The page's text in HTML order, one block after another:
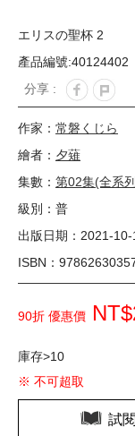
エリスの聖杯 2
產品編號:40124402
分享 :
作家： 常磐くじら
繪者： 夕薙
集數： 第02集(全系
級別：普
出版日期：2021-10-
ISBN：
90折 優惠價
庫存>10
※ 不可超取
試閱